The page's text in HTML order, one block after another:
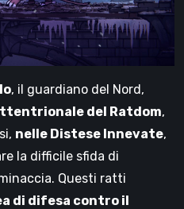
, il guardiano del Nord,
del Ratdom,
nelle Distese Innevate,
la difficile sfida di
Questi ratti
di difesa contro il